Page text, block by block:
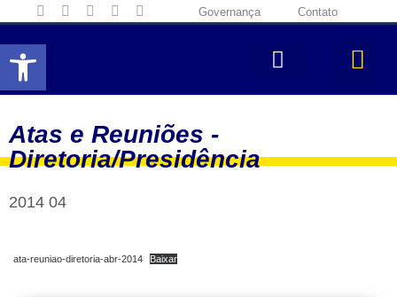
Abrir a barra de ferramentas
Governança Contato
Atas e Reuniões -
Diretoria/Presidência
2014 04
ata-reuniao-diretoria-abr-2014 Baixar